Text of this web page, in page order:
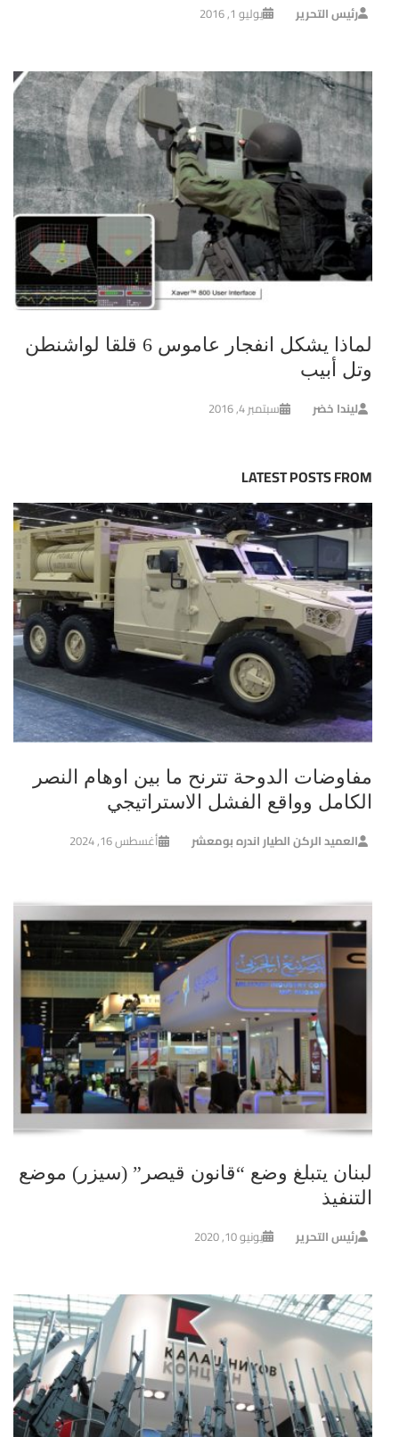
رئيس التحرير يوليو 1, 2016
لماذا يشكل انفجار عاموس 6 قلقا لواشنطن
وتل أبيب
ليندا خضر سبتمبر 4, 2016
LATEST POSTS FROM
مفاوضات الدوحة تترنح ما بين اوهام النصر
الكامل وواقع الفشل الاستراتيجي
العميد الركن الطيار اندره بومعشر أغسطس 16, 2024
لبنان يتبلغ وضع “قانون قيصر” (سيزر) موضع
التنفيذ
رئيس التحرير يونيو 10, 2020